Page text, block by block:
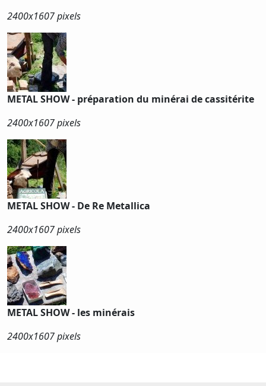
2400x1607 pixels
METAL SHOW - préparation du minérai de cassitérite
2400x1607 pixels
METAL SHOW - De Re Metallica
2400x1607 pixels
METAL SHOW - les minérais
2400x1607 pixels